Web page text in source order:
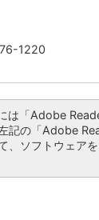
1220
は「Adobe
記の「Adobe
、ソフトウェア